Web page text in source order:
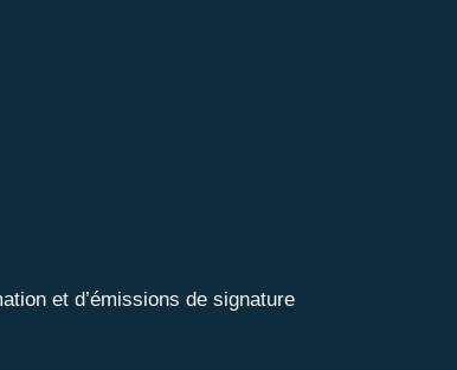
et d’émissions de signature